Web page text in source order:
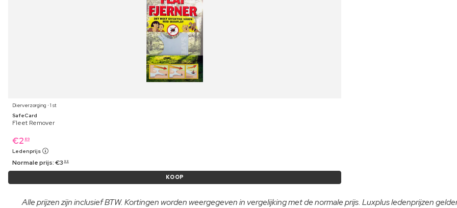
Dierverzorging ⋅ 1 st
SafeCard
Fleet Remover
€2 89
Ledenprijs
Normale prijs:€3 99
KOOP
Alle prijzen zijn inclusief BTW. Kortingen worden weergegeven in vergelijking met de normale prijs. Luxplus ledenprijzen